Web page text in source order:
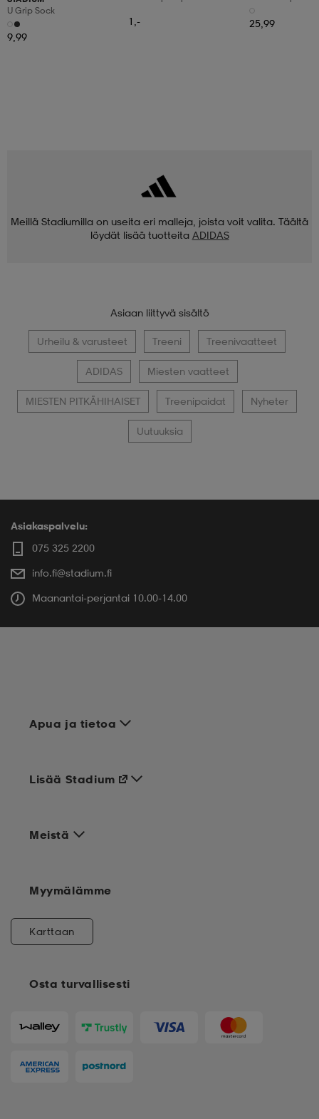
U Grip Sock
9,99
1,- 25,99
Meillä Stadiumilla on useita eri malleja, joista voit valita. Täältä
löydät lisää tuotteita ADIDAS
Asiaan liittyvä sisältö
Urheilu & varusteet Treeni Treenivaatteet
ADIDAS Miesten vaatteet
MIESTEN PITKÄHIHAISET Treenipaidat Nyheter
Uutuuksia
Asiakaspalvelu:
075 325 2200
info.fi@stadium.fi
Maanantai-perjantai 10.00-14.00
Apua ja tietoa
Meistä
Osta turvallisesti
Lisää Stadium
Myymälämme
Karttaan